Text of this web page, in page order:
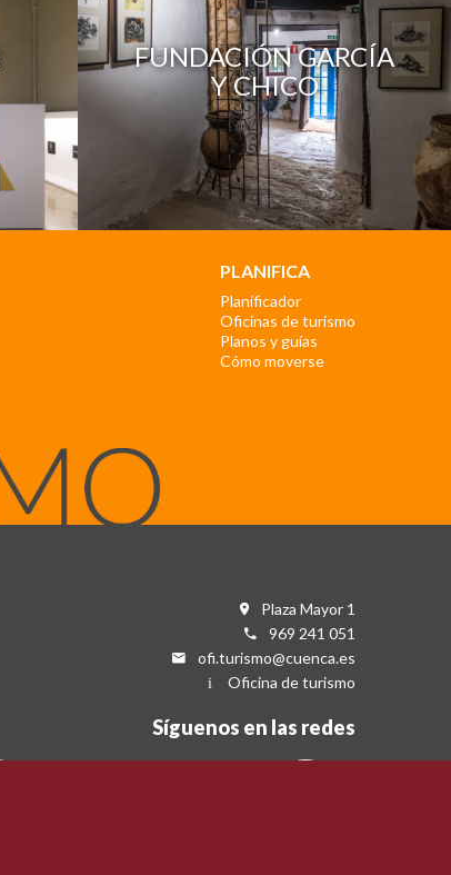
FUNDACIÓN GARCÍA
Y CHICO
PLANIFICA
Planificador
Oficinas de turismo
Planos y guías
Cómo moverse
Plaza Mayor 1
969 241 051
ofi.turismo@cuenca.es
Oficina de turismo
Síguenos en las redes